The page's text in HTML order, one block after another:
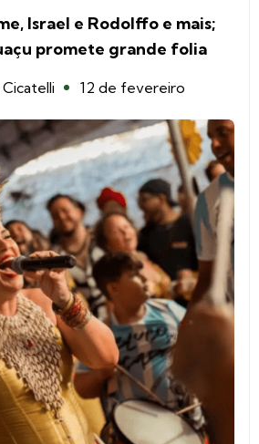
Israel e Rodolffo e mais;
promete grande folia
12 de fevereiro